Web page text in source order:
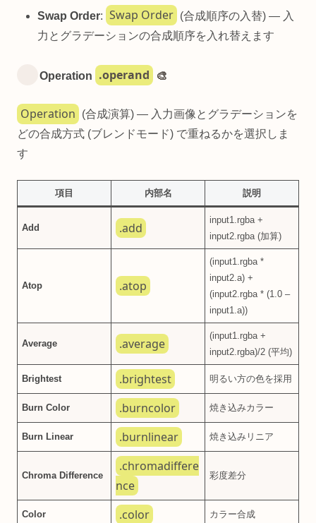
Swap Order: Swap Order (合成順序の入替) — 入
力とグラデーションの合成順序を入れ替えます
Operation .operand 🎨
Operation
(合成演算) — 入力画像とグラデーションを
どの合成方式 (ブレンドモード) で重ねるかを選択しま
す
項目 内部名 説明
Add .add
input1.rgba +
input2.rgba (加算)
Atop .atop
(input1.rgba *
input2.a) +
(input2.rgba * (1.0 –
input1.a))
Average .average
(input1.rgba +
input2.rgba)/2 (平均)
Brightest .brightest 明るい方の色を採用
Burn Color .burncolor 焼き込みカラー
Burn Linear .burnlinear 焼き込みリニア
Chroma Difference
.chromadiffere
nce
彩度差分
Color .color カラー合成